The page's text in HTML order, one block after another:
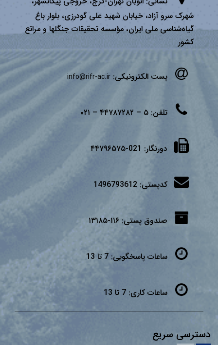
شهرک سرو آزاد، خیابان شهید علی گودرزی، بلوار باغ
گیاه‌شناسی ملی ایران، مؤسسه تحقیقات جنگلها و مراتع
كشور
پست الکترونیکی: info@rifr-ac.ir
تلفن: ۵ – ۴۴۷۸۷۲۸۲ – ۰۲۱
دورنگار: 021-۴۴۷۹۶۵۷۵
کدپستی: 1496793612
صندوق پستی: ۱۱۶-۱۳۱۸۵
ساعات پاسخگویی: 7 تا 13
ساعات کاری: 7 تا 13
دسترسی سریع